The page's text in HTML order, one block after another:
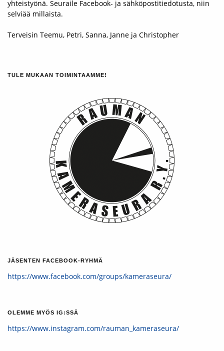
yhteistyönä. Seuraile Facebook- ja sähköpostitiedotusta, niin
selviää millaista.
Terveisin Teemu, Petri, Sanna, Janne ja Christopher
TULE MUKAAN TOIMINTAAMME!
JÄSENTEN FACEBOOK-RYHMÄ
https://www.facebook.com/groups/kameraseura/
OLEMME MYÖS IG:SSÄ
https://www.instagram.com/rauman_kameraseura/